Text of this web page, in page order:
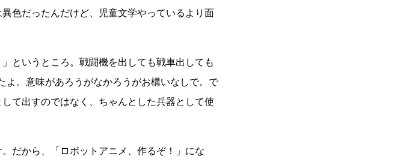
色だったんだけど、児童文学やっているより面
というところ。戦闘機を出しても戦車出しても
。意味があろうがなかろうがお構いなしで。で
て出すのではなく、ちゃんとした兵器として使
だから、「ロボットアニメ、作るぞ！」にな